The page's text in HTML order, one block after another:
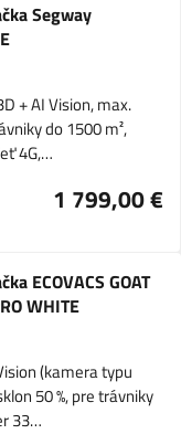
Segway
+ AI Vision, max.
do 1500 m²,
4G,…
1 799,00 €
ECOVACS GOAT
WHITE
(kamera typu
50 %, pre trávniky
33…